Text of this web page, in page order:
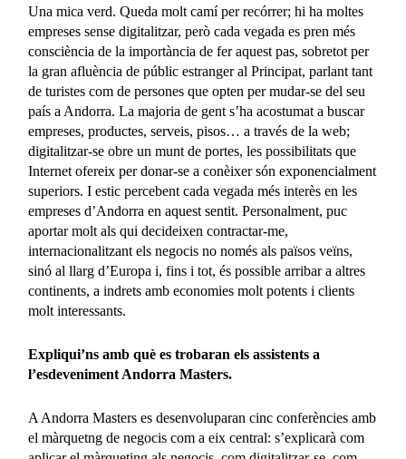
Una mica verd. Queda molt camí per recórrer; hi ha moltes
empreses sense digitalitzar, però cada vegada es pren més
consciència de la importància de fer aquest pas, sobretot per
la gran afluència de públic estranger al Principat, parlant tant
de turistes com de persones que opten per mudar-se del seu
país a Andorra. La majoria de gent s’ha acostumat a buscar
empreses, productes, serveis, pisos… a través de la web;
digitalitzar-se obre un munt de portes, les possibilitats que
Internet ofereix per donar-se a conèixer són exponencialment
superiors. I estic percebent cada vegada més interès en les
empreses d’Andorra en aquest sentit. Personalment, puc
aportar molt als qui decideixen contractar-me,
internacionalitzant els negocis no només als països veïns,
sinó al llarg d’Europa i, fins i tot, és possible arribar a altres
continents, a indrets amb economies molt potents i clients
molt interessants.
Expliqui’ns amb què es trobaran els assistents a
l’esdeveniment Andorra Masters.
A Andorra Masters es desenvoluparan cinc conferències amb
el màrquetng de negocis com a eix central: s’explicarà com